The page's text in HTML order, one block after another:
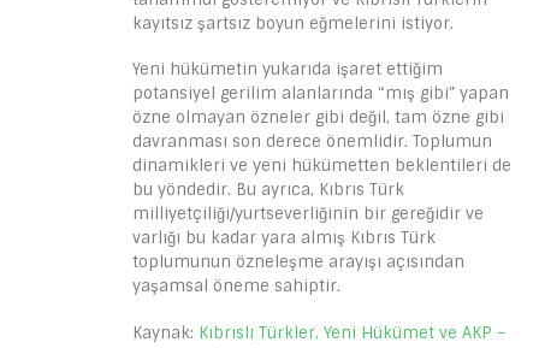
kayıtsız şartsız boyun eğmelerini istiyor.
Yeni hükümetin yukarıda işaret ettiğim
potansiyel gerilim alanlarında “mış gibi” yapan
özne olmayan özneler gibi değil, tam özne gibi
davranması son derece önemlidir. Toplumun
dinamikleri ve yeni hükümetten beklentileri de
bu yöndedir. Bu ayrıca, Kıbrıs Türk
milliyetçiliği/yurtseverliğinin bir gereğidir ve
varlığı bu kadar yara almış Kıbrıs Türk
toplumunun özneleşme arayışı açısından
yaşamsal öneme sahiptir.
Kaynak: Kıbrıslı Türkler, Yeni Hükümet ve AKP –